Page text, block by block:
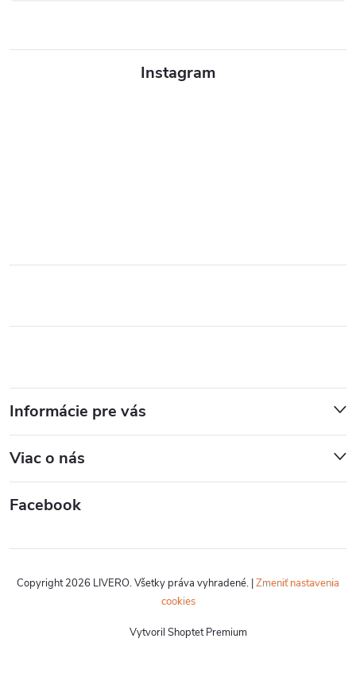
Instagram
Informácie pre vás
Viac o nás
Facebook
Vytvoril Shoptet Premium
Copyright 2026 LIVERO. Všetky práva vyhradené. |Zmeniť nastavenia
cookies